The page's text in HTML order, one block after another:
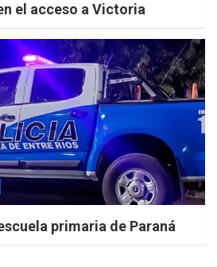
el acceso a Victoria
primaria de Paraná